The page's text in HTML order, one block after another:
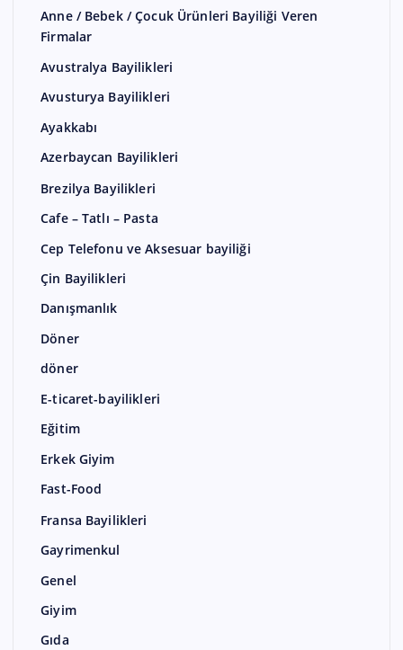
Anne / Bebek / Çocuk Ürünleri Bayiliği Veren
Firmalar
Avustralya Bayilikleri
Avusturya Bayilikleri
Ayakkabı
Azerbaycan Bayilikleri
Brezilya Bayilikleri
Cafe – Tatlı – Pasta
Cep Telefonu ve Aksesuar bayiliği
Çin Bayilikleri
Danışmanlık
Döner
döner
E-ticaret-bayilikleri
Eğitim
Erkek Giyim
Fast-Food
Fransa Bayilikleri
Gayrimenkul
Genel
Giyim
Gıda